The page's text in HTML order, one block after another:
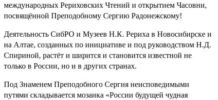
международных Рериховских Чтений и открытием Часовни,
посвящённой Преподобному Сергию Радонежскому!
Деятельность СибРО и Музеев Н.К. Рериха в Новосибирске и
на Алтае, созданных по инициативе и под руководством Н.Д.
Спириной, растёт и ширится и становится известной не
только в России, но и в других странах.
Под Знаменем Преподобного Сергия неисповедимыми
путями складывается мозаика «России будущей чудная